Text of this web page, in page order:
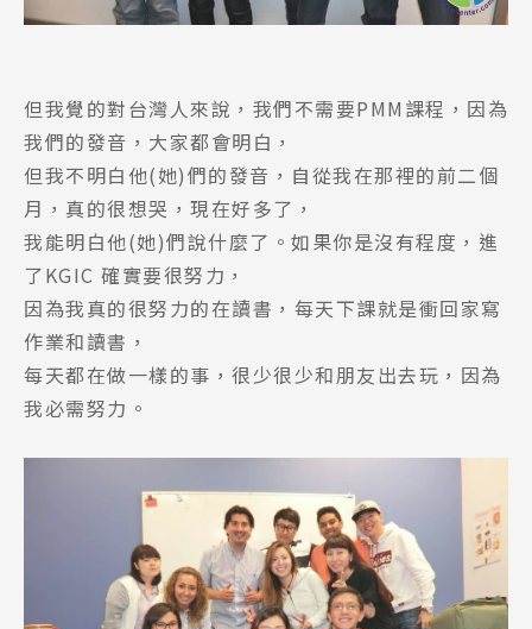
但我覺的對台灣人來說，我們不需要PMM課程，因為
我們的發音，大家都會明白，
但我不明白他(她)們的發音，自從我在那裡的前二個
月，真的很想哭，現在好多了，
我能明白他(她)們說什麼了。如果你是沒有程度，進
了KGIC 確實要很努力，
因為我真的很努力的在讀書，每天下課就是衝回家寫
作業和讀書，
每天都在做一樣的事，很少很少和朋友出去玩，因為
我必需努力。